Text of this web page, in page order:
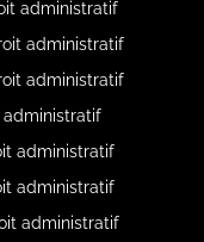
administratif
administratif
administratif
administratif
administratif
administratif
administratif